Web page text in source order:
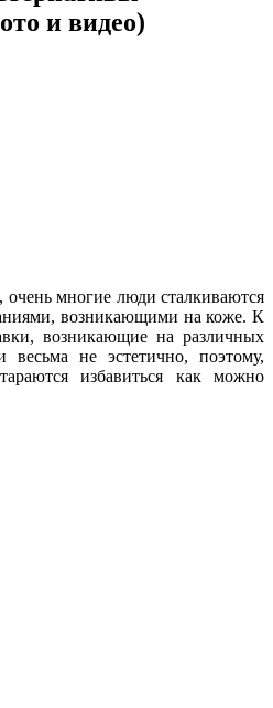
и видео)
многие люди сталкиваются
возникающими на коже. К
возникающие на различных
весьма не эстетично, поэтому,
избавиться как можно